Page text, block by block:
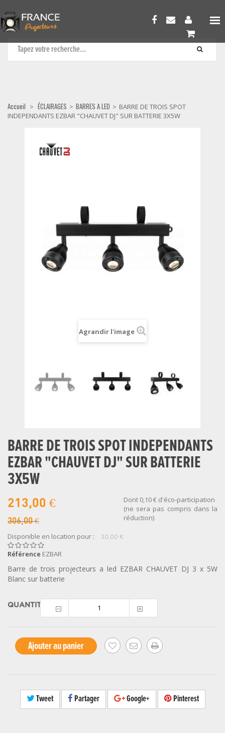
BARRES A LED
Accueil > ÉCLAIRAGES > BARRES A LED > BARRE DE TROIS SPOT
INDEPENDANTS EZBAR "CHAUVET DJ" SUR BATTERIE 3X5W
Agrandir l'image
BARRE DE TROIS SPOT INDEPENDANTS
EZBAR "CHAUVET DJ" SUR BATTERIE
3X5W
213,00 €
306,00 €
Disponible en location pour : 30,00 €
Dont 0,10 € d'éco-participation
(ne sera pas compris dans la
réduction)
Référence EZBAR
Barre de trois projecteurs a led EZBAR CHAUVET DJ 3 x 5W
Blanc sur batterie
QUANTITÉ
Ajouter au panier
Tweet Partager Google+ Pinterest